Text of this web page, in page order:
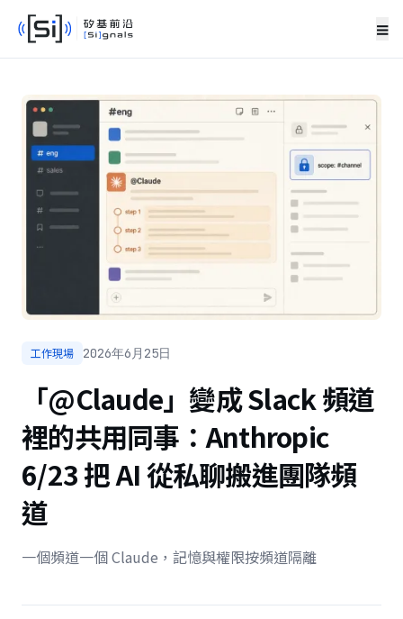
≡
工作現場 2026年6月25日
「@Claude」變成 Slack 頻道
裡的共用同事：Anthropic
6/23 把 AI 從私聊搬進團隊頻
道
一個頻道一個 Claude，記憶與權限按頻道隔離